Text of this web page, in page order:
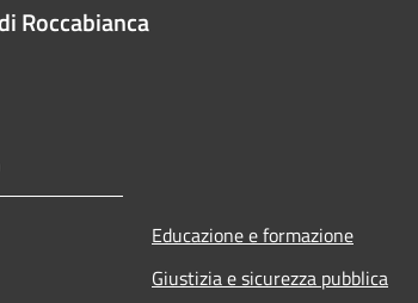
Roccabianca
Educazione e formazione
Giustizia e sicurezza pubblica